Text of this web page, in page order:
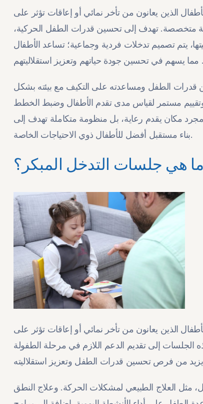
الذين يعانون من تأخر نمائي أو إعاقات تؤثر على
متخصصة. تهدف إلى تحسين قدرات الطفل الحركية،
يتم تصميم تدخلات فردية وجماعية؛ تساعد الأطفال
الطفل ومساعدته على التكيف مع بيئته بشكل
مستمر لقياس مدى تقدم الأطفال وضبط الخطط
مكان يقدم رعاية، بل منظومة متكاملة تهدف إلى
بناء مستقبل أفضل للأطفال ذوي الاحتياجات الخاصة.
ما هي جلسات التدخل المبكر؟
الذين يعانون من تأخر نمائي أو إعاقات تؤثر على
الجلسات إلى تقديم الدعم اللازم في مرحلة الطفولة
مثل العلاج الطبيعي لمشكلات الحركة. وعلاج النطق